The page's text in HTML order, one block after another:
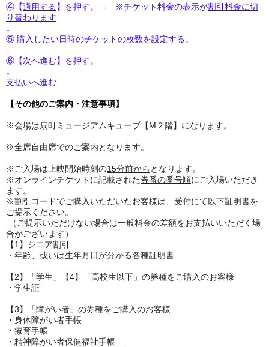
④【適用する】を押す。→ ※チケット料金の表示が割引料金に切
り替わります
↓
⑤ 購入したい日時のチケットの枚数を設定する。
↓
⑥【次へ進む】を押す。
↓
支払いへ進む
【その他のご案内・注意事項】
※会場は扇町ミュージアムキューブ【M２階】になります。
※全席自由席でのご案内となります。
※ご入場は上映開始時刻の15分前から となります。
※オンラインチケットに記載された券番の番号順にご入場いただき
ます。
※割引コードでご購入いただいたお客様は、受付にて以下証明書を
ご提示ください。
（ご提示いただけない場合は一般料金の差額をお支払いいただく場
合がございます）
【1】シニア割引
・年齢、或いは生年月日が分かる各種証明書
【2】「学生」【4】「高校生以下」の券種をご購入のお客様
・学生証
【3】「障がい者」の券種をご購入のお客様
・身体障がい者手帳
・療育手帳
・精神障がい者保健福祉手帳